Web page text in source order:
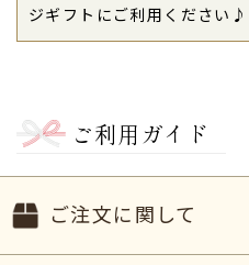
ご購入頂いた商品：
ギリギリの注文で３月３
ジギフトにご利用ください♪
ご利用ガイド
ご注文に関して